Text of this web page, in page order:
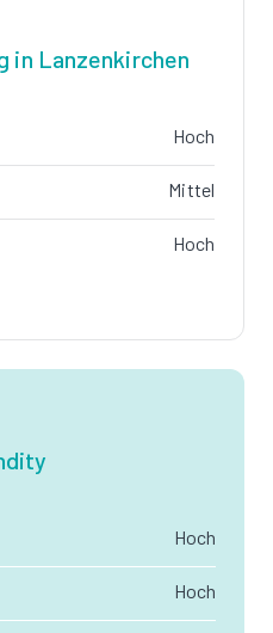
in Lanzenkirchen
Hoch
Mittel
Hoch
Hoch
Hoch